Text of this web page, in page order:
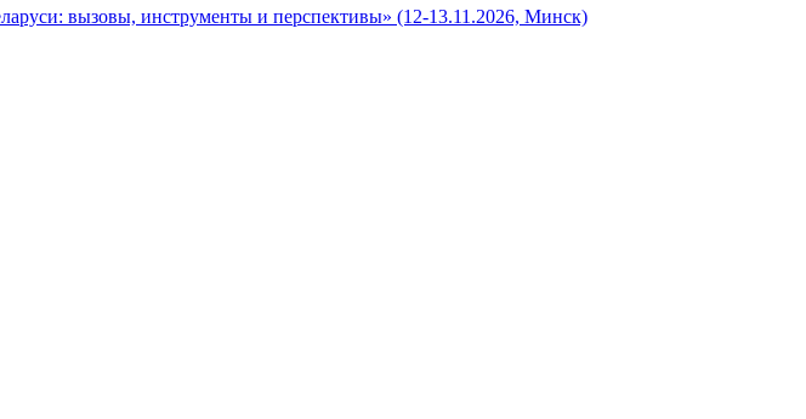
вызовы, инструменты и перспективы» (12-13.11.2026, Минск)